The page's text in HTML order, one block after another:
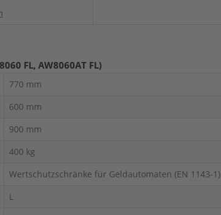
FL, AW8060AT FL)
770 mm
600 mm
900 mm
400 kg
Wertschutzschränke für Geldautomaten (EN 1143-1)
L